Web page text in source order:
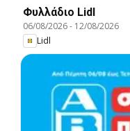
Φυλλάδιο Lidl
06/08/2026- 12/08/2026
Lidl